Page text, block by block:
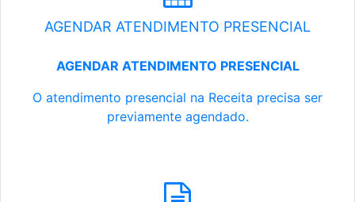
AGENDAR ATENDIMENTO PRESENCIAL
AGENDAR ATENDIMENTO PRESENCIAL
O atendimento presencial na Receita precisa ser
previamente agendado.